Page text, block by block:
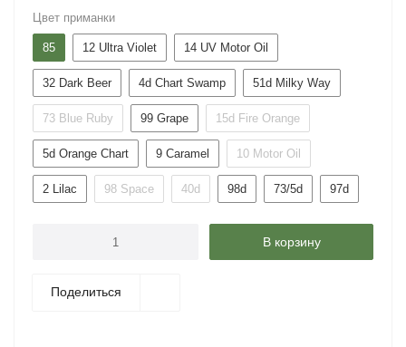
Цвет приманки
85 12 Ultra Violet 14 UV Motor Oil
32 Dark Beer 4d Chart Swamp 51d Milky Way
73 Blue Ruby 99 Grape 15d Fire Orange
5d Orange Chart 9 Caramel 10 Motor Oil
2 Lilac 98 Space 40d 98d 73/5d 97d
В корзину
Поделиться